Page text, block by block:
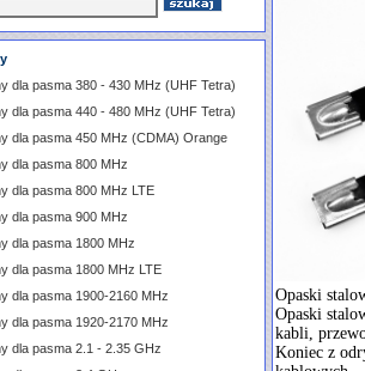
dla pasma 380 - 430 MHz (UHF Tetra)
dla pasma 440 - 480 MHz (UHF Tetra)
dla pasma 450 MHz (CDMA) Orange
dla pasma 800 MHz
dla pasma 800 MHz LTE
dla pasma 900 MHz
dla pasma 1800 MHz
dla pasma 1800 MHz LTE
dla pasma 1900-2160 MHz
dla pasma 1920-2170 MHz
dla pasma 2.1 - 2.35 GHz
Opaski
Opaski
kabli,
Koniec z